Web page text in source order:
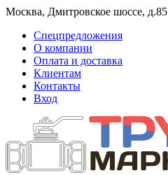
Москва, Дмитровское шоссе, д.85
Спецпредложения
О компании
Оплата и доставка
Клиентам
Контакты
Вход